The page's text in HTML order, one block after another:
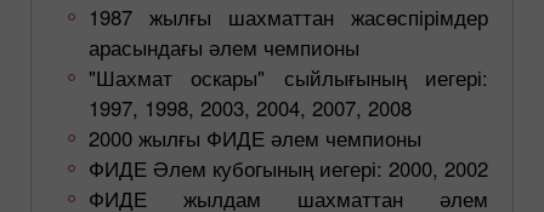
1987 жылғы шахматтан жасөспірімдер
арасындағы әлем чемпионы
"Шахмат оскары" сыйлығының иегері:
1997, 1998, 2003, 2004, 2007, 2008
2000 жылғы ФИДЕ әлем чемпионы
ФИДЕ Әлем кубогының иегері: 2000, 2002
ФИДЕ жылдам шахматтан әлем